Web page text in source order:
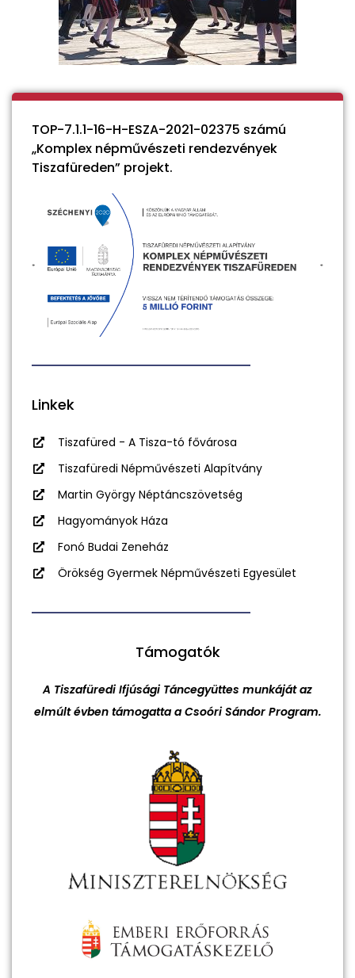
TOP-7.1.1-16-H-ESZA-2021-02375 számú
„Komplex népművészeti rendezvények
Tiszafüreden” projekt.
Linkek
Tiszafüred - A Tisza-tó fővárosa
Tiszafüredi Népművészeti Alapítvány
Martin György Néptáncszövetség
Hagyományok Háza
Fonó Budai Zeneház
Örökség Gyermek Népművészeti Egyesület
Támogatók
A Tiszafüredi Ifjúsági Táncegyüttes munkáját az
elmúlt évben támogatta a Csoóri Sándor Program.